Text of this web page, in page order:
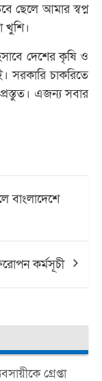
ছেলে আমার স্বপ্ন
দেশের কৃষি ও
সরকারি চাকরিতে
এজন্য সবার
বাংলাদেশে
কর্মসূচী
গ্রেপ্তা